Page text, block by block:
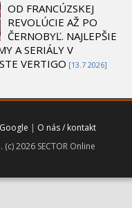
OD FRANCÚZSKEJ
REVOLÚCIE AŽ PO
ČERNOBYĽ. NAJLEPŠIE
A SERIÁLY V
VERTIGO [13.7 2026]
| O nás / kontakt
2026 SECTOR Online